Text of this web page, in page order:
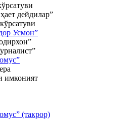
дейдилар”
Усмон”
имконият
(такрор)